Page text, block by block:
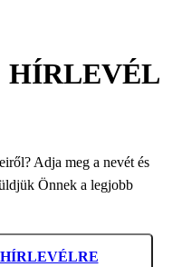
HÍRLEVÉL
Adja meg a nevét és
Önnek a legjobb